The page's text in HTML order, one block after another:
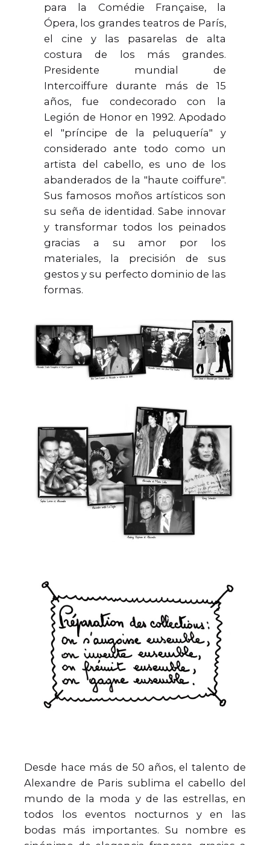
para la Comédie Française, la
Ópera, los grandes teatros de París,
el cine y las pasarelas de alta
costura de los más grandes.
Presidente mundial de
Intercoiffure durante más de 15
años, fue condecorado con la
Legión de Honor en 1992. Apodado
el "príncipe de la peluquería" y
considerado ante todo como un
artista del cabello, es uno de los
abanderados de la "haute coiffure".
Sus famosos moños artísticos son
su seña de identidad. Sabe innovar
y transformar todos los peinados
gracias a su amor por los
materiales, la precisión de sus
gestos y su perfecto dominio de las
formas.
Desde hace más de 50 años, el talento de
Alexandre de Paris sublima el cabello del
mundo de la moda y de las estrellas, en
todos los eventos nocturnos y en las
bodas más importantes. Su nombre es